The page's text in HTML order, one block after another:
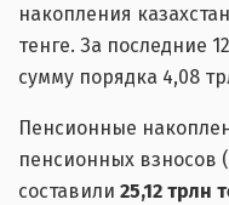
накопления
тенге. За последние
сумму порядка 4,08
Пенсионные
пенсионных взносов
составили 25,12 трлн